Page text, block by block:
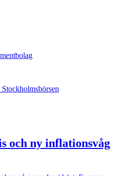
och ny inflationsvåg